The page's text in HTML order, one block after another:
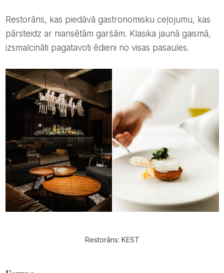
Restorāns, kas piedāvā gastronomisku ceļojumu, kas
pārsteidz ar niansētām garšām. Klasika jaunā gaismā,
izsmalcināti pagatavoti ēdieni no visas pasaules.
Restorāns: KEST